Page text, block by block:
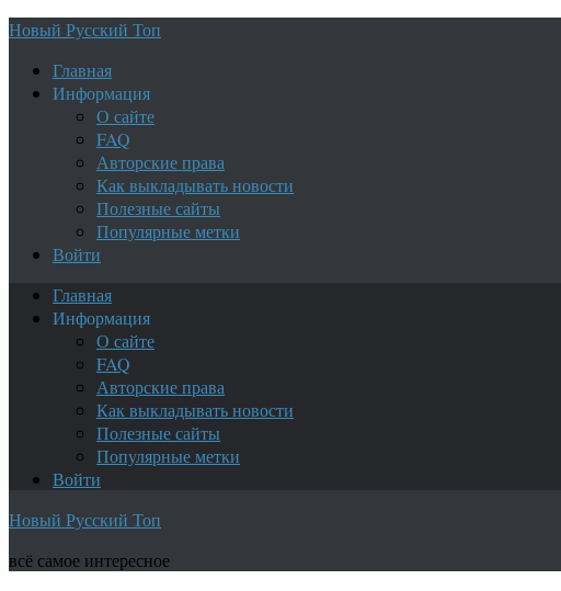
Новый Русский Топ
Главная
Информация
О сайте
FAQ
Авторские права
Как выкладывать новости
Полезные сайты
Популярные метки
Войти
Главная
Информация
О сайте
FAQ
Авторские права
Как выкладывать новости
Полезные сайты
Популярные метки
Войти
Новый Русский Топ
всё самое интересное